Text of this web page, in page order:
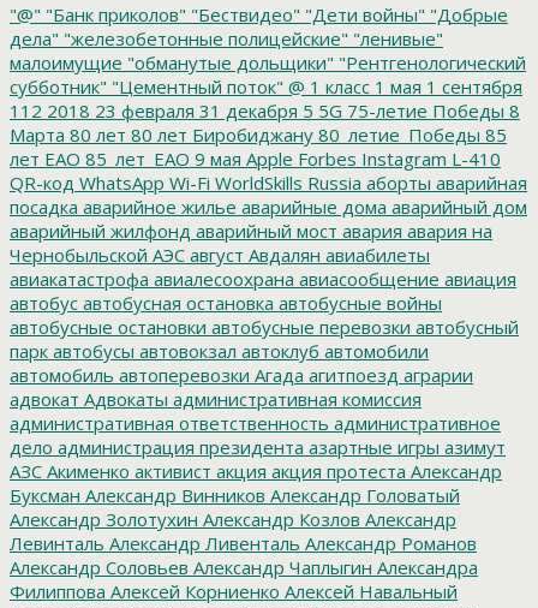
"@" "Банк приколов" "Бествидео" "Дети войны" "Добрые
дела" "железобетонные полицейские" "ленивые"
малоимущие "обманутые дольщики" "Рентгенологический
субботник" "Цементный поток" @ 1 класс 1 мая 1 сентября
112 2018 23 февраля 31 декабря 5 5G 75-летие Победы 8
Марта 80 лет 80 лет Биробиджану 80_летие_Победы 85
лет ЕАО 85_лет_ЕАО 9 мая Apple Forbes Instagram L-410
QR-код WhatsApp Wi-Fi WorldSkills Russia аборты аварийная
посадка аварийное жилье аварийные дома аварийный дом
аварийный жилфонд аварийный мост авария авария на
Чернобыльской АЭС август Авдалян авиабилеты
авиакатастрофа авиалесоохрана авиасообщение авиация
автобус автобусная остановка автобусные войны
автобусные остановки автобусные перевозки автобусный
парк автобусы автовокзал автоклуб автомобили
автомобиль автоперевозки Агада агитпоезд аграрии
адвокат Адвокаты административная комиссия
административная ответственность административное
дело администрация президента азартные игры азимут
АЗС Акименко активист акция акция протеста Александр
Буксман Александр Винников Александр Головатый
Александр Золотухин Александр Козлов Александр
Левинталь Александр Ливенталь Александр Романов
Александр Соловьев Александр Чаплыгин Александра
Филиппова Алексей Корниенко Алексей Навальный